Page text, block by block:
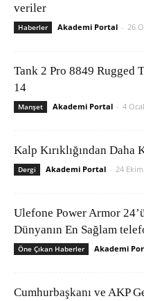
veriler
Haberler Akademi Portal - 26
Tank 2 Pro 8849 Rugged
14
Manşet Akademi Portal - 4
Kalp Kırıklığından Daha
Dergi Akademi Portal - 24
Ulefone Power Armor
Dünyanın En Sağlam
Öne Çıkan Haberler Akademi
Cumhurbaşkanı ve AKP